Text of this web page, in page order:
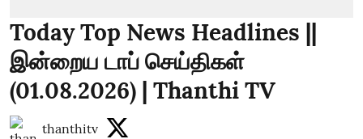
Today Top News Headlines ||
இன்றைய டாப் செய்திகள்
(01.08.2026) | Thanthi TV
thanthitv